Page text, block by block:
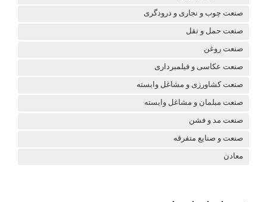
صنعت چوب و نجاری و درودگری
صنعت حمل و نقل
صنعت روغن
صنعت عکاسی و فیلمبرداری
صنعت کشاورزی و مشاغل وابسته
صنعت مبلمان و مشاغل وابسته
صنعت مد و فشن
صنعت و صنایع متفرقه
معادن